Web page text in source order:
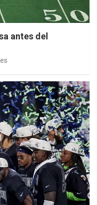
antes del